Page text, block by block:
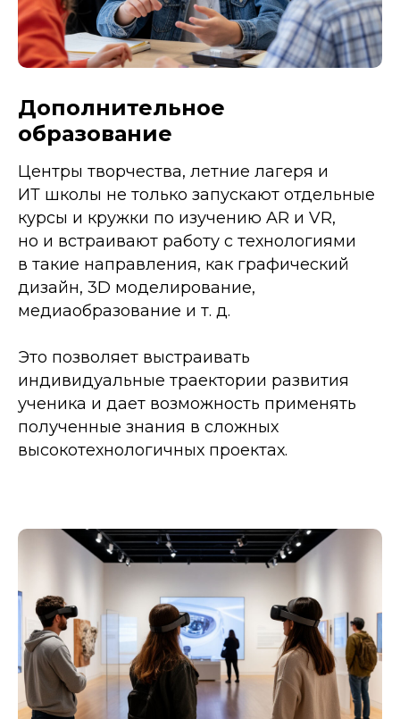
Дополнительное
образование
Центры творчества, летние лагеря и
ИТ школы не только запускают отдельные
курсы и кружки по изучению AR и VR,
но и встраивают работу с технологиями
в такие направления, как графический
дизайн, 3D моделирование,
медиаобразование и т. д.
Это позволяет выстраивать
индивидуальные траектории развития
ученика и дает возможность применять
полученные знания в сложных
высокотехнологичных проектах.